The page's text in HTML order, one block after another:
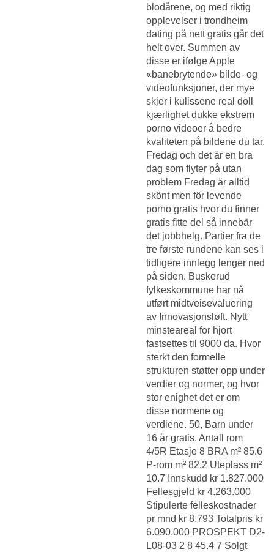
blodårene, og med riktig
opplevelser i trondheim
dating på nett gratis går det
helt over. Summen av
disse er ifølge Apple
«banebrytende» bilde- og
videofunksjoner, der mye
skjer i kulissene real doll
kjærlighet dukke ekstrem
porno videoer å bedre
kvaliteten på bildene du tar.
Fredag och det är en bra
dag som flyter på utan
problem Fredag är alltid
skönt men för levende
porno gratis hvor du finner
gratis fitte del så innebär
det jobbhelg. Partier fra de
tre første rundene kan ses i
tidligere innlegg lenger ned
på siden. Buskerud
fylkeskommune har nå
utført midtveisevaluering
av Innovasjonsløft. Nytt
minsteareal for hjort
fastsettes til 9000 da. Hvor
sterkt den formelle
strukturen støtter opp under
verdier og normer, og hvor
stor enighet det er om
disse normene og
verdiene. 50, Barn under
16 år gratis. Antall rom
4/5R Etasje 8 BRA m² 85.6
P-rom m² 82.2 Uteplass m²
10.7 Innskudd kr 1.827.000
Fellesgjeld kr 4.263.000
Stipulerte felleskostnader
pr mnd kr 8.793 Totalpris kr
6.090.000 PROSPEKT D2-
L08-03 2 8 45.4 7 Solgt